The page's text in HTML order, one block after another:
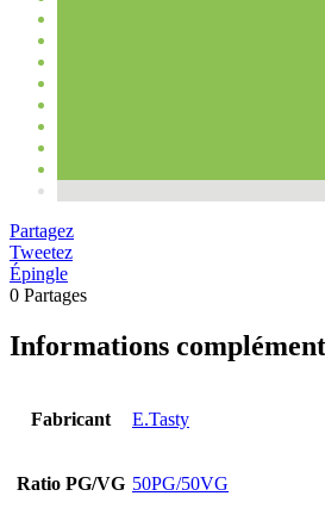
Partagez
Tweetez
Épingle
0 Partages
Informations
Fabricant E.Tasty
Ratio PG/VG 50PG/50VG